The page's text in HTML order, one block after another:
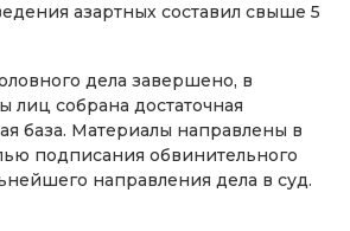
азартных составил свыше 5
дела завершено, в
собрана достаточная
база. Материалы направлены в
подписания обвинительного
направления дела в суд.